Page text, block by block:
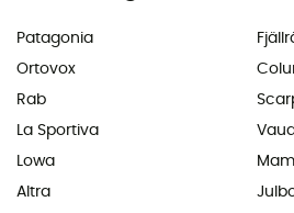
Patagonia
Ortovox
Rab
La Sportiva
Lowa
Altra